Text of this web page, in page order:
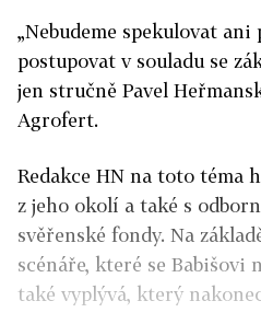
„Nebudeme spekulovat ani
postupovat v souladu se
jen stručně Pavel
Agrofert.
Redakce HN na toto téma
z jeho okolí a také s
svěřenské fondy. Na
scénáře, které se Babišovi
také vyplývá, který